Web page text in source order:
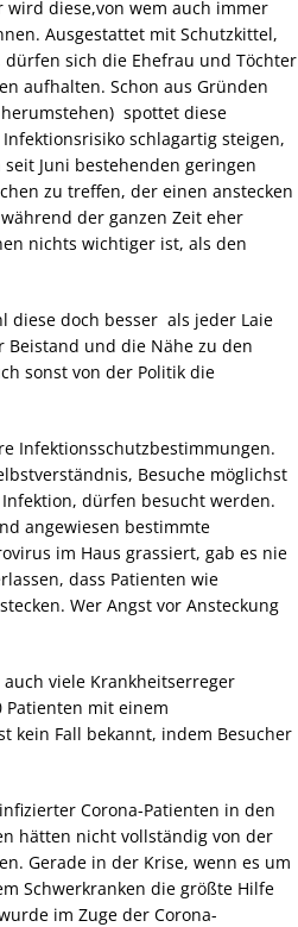
wird diese,von wem auch immer
Ausgestattet mit Schutzkittel,
sich die Ehefrau und Töchter
aufhalten. Schon aus Gründen
spottet diese
schlagartig steigen,
Juni bestehenden geringen
zu treffen, der einen anstecken
der ganzen Zeit eher
nichts wichtiger ist, als den
diese doch besser als jeder Laie
und die Nähe zu den
sonst von der Politik die
Infektionsschutzbestimmungen.
Besuche möglichst
dürfen besucht werden.
angewiesen bestimmte
im Haus grassiert, gab es nie
dass Patienten wie
Wer Angst vor Ansteckung
viele Krankheitserreger
Patienten mit einem
kein Fall bekannt, indem Besucher
Corona-Patienten in den
hätten nicht vollständig von der
Gerade in der Krise, wenn es um
Schwerkranken die größte Hilfe
im Zuge der Corona-